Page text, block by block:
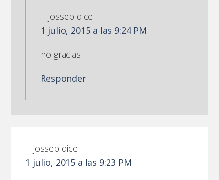
jossep dice
1 julio, 2015 a las 9:24 PM
no gracias
Responder
jossep dice
1 julio, 2015 a las 9:23 PM